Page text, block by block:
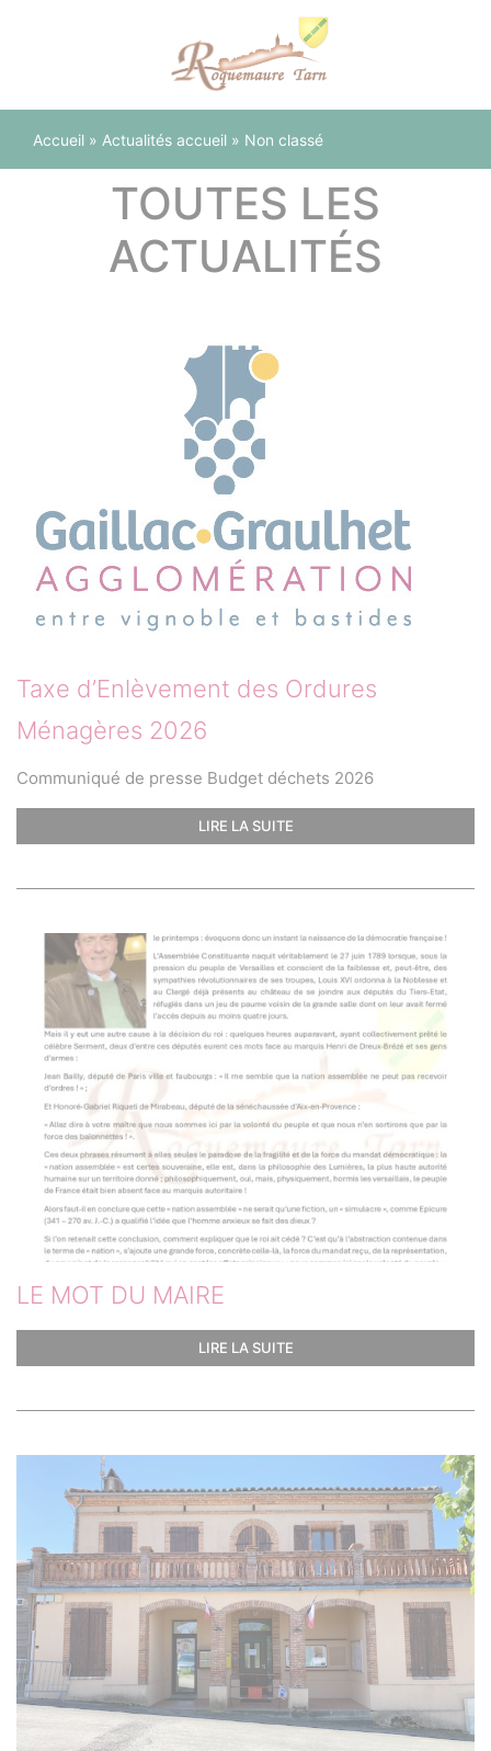
Accueil » Actualités accueil » Non classé
TOUTES LES
ACTUALITÉS
Taxe d’Enlèvement des Ordures
Ménagères 2026
Communiqué de presse Budget déchets 2026
LIRE LA SUITE
LE MOT DU MAIRE
LIRE LA SUITE